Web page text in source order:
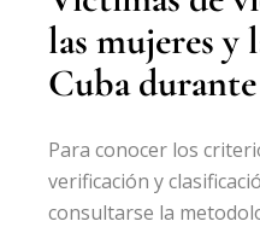
las mujeres y
Cuba durante
Para conocer los
verificación y
consultarse la